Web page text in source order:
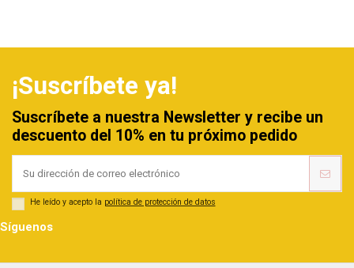
¡Suscríbete ya!
Suscríbete a nuestra Newsletter y recibe un
descuento del 10% en tu próximo pedido
He leído y acepto la política de protección de datos
Síguenos